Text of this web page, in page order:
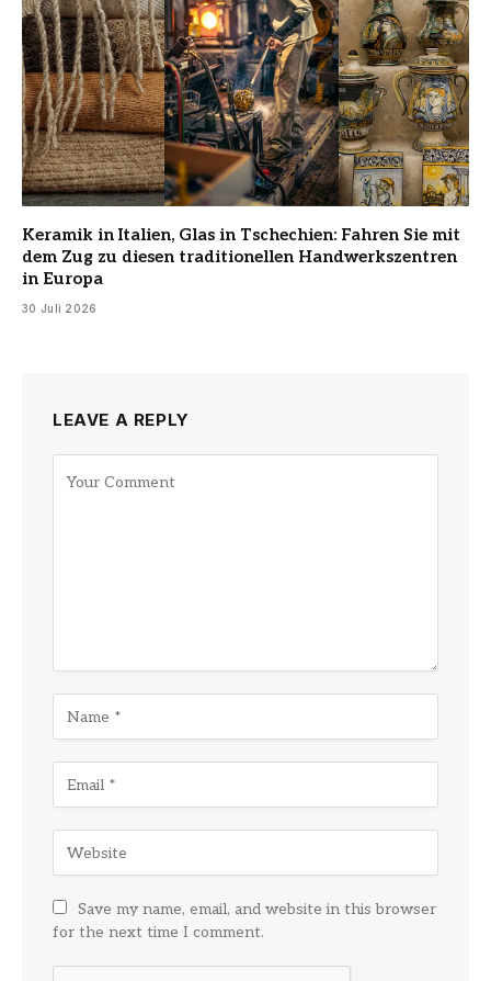
Keramik in Italien, Glas in Tschechien: Fahren Sie mit
dem Zug zu diesen traditionellen Handwerkszentren
in Europa
30 Juli 2026
LEAVE A REPLY
Save my name, email, and website in this browser
for the next time I comment.